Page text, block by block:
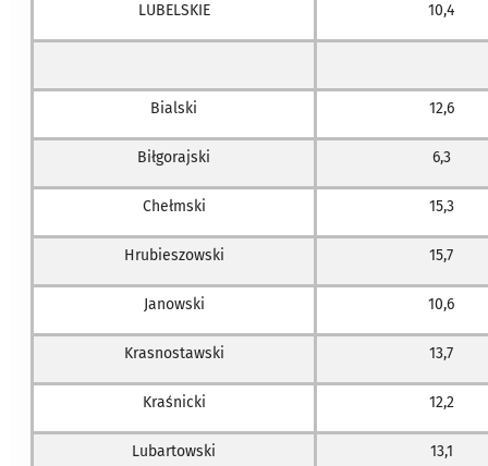
LUBELSKIE 10,4
Bialski 12,6
Biłgorajski 6,3
Chełmski 15,3
Hrubieszowski 15,7
Janowski 10,6
Krasnostawski 13,7
Kraśnicki 12,2
Lubartowski 13,1